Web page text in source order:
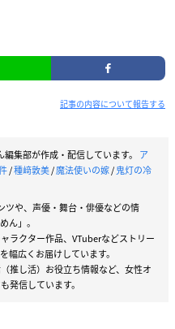
記事の内容について報告する
編集部が作成・配信しています。 ア
/種﨑敦美/魔法使いの嫁/鬼灯の冷
ツや、声優・舞台・俳優などの情
ん」。
ラクター作品、VTuberなどストリー
幅広くお届けしています。
推し活）お役立ち情報など、女性オ
発信しています。